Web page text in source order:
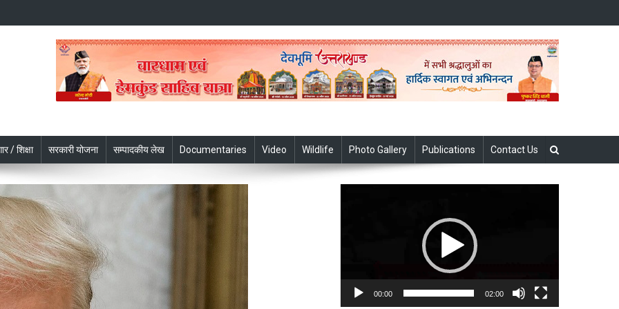
/ शिक्षा सरकारी योजना सम्पादकीय लेख Documentaries Video Wildlife Photo Gallery Publications Contact Us
00:00 02:00